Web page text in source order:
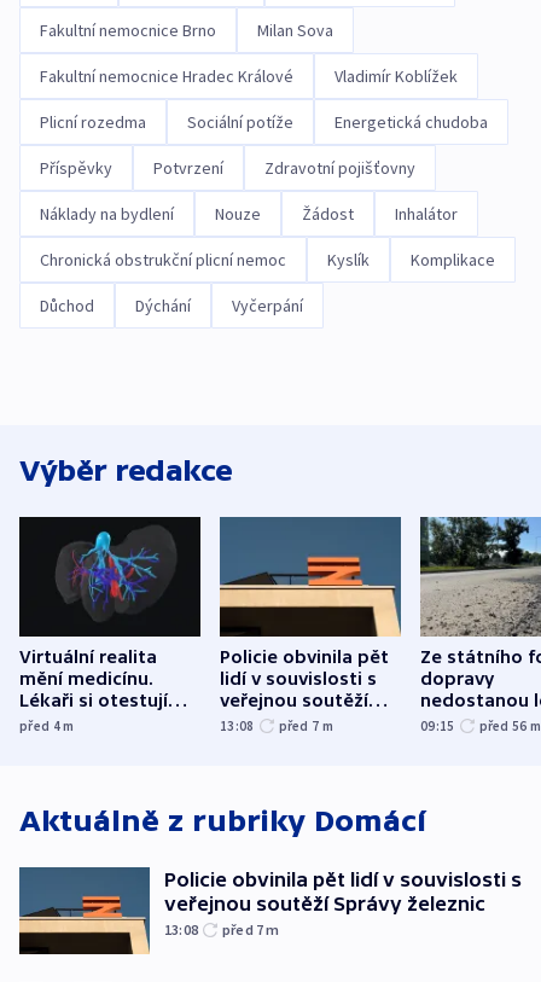
Fakultní nemocnice Brno Milan Sova
Fakultní nemocnice Hradec Králové Vladimír Koblížek
Plicní rozedma Sociální potíže Energetická chudoba
Příspěvky Potvrzení Zdravotní pojišťovny
Náklady na bydlení Nouze Žádost Inhalátor
Chronická obstrukční plicní nemoc Kyslík Komplikace
Důchod Dýchání Vyčerpání
Výběr redakce
Virtuální realita
mění medicínu.
Lékaři si otestují
každý řez, říká
před 4m
Policie obvinila pět
lidí v souvislosti s
veřejnou soutěží
Správy železnic
13:08 před 7 m
Ze státního
dopravy
nedostanou
kraje na
09:15 před 56 m
Aktuálně z rubriky Domácí
Policie obvinila pět lidí v souvislosti s
veřejnou soutěží Správy železnic
13:08 před 7m